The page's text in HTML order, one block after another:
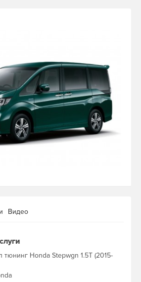
Видео
тюнинг Honda Stepwgn 1.5T (2015-